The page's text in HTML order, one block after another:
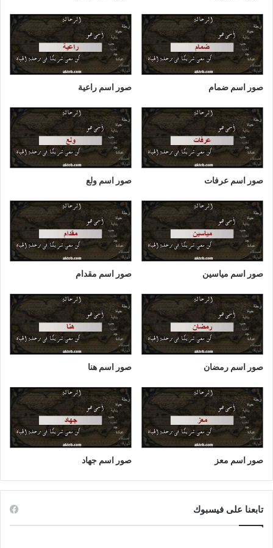
صور اسم ضمام صور اسم راعية
صور اسم عرفات صور اسم ولع
صور اسم مياسين صور اسم مقدام
صور اسم رمضان صور اسم هنا
صور اسم معز صور اسم جهاد
تابعنا على فيسبوك